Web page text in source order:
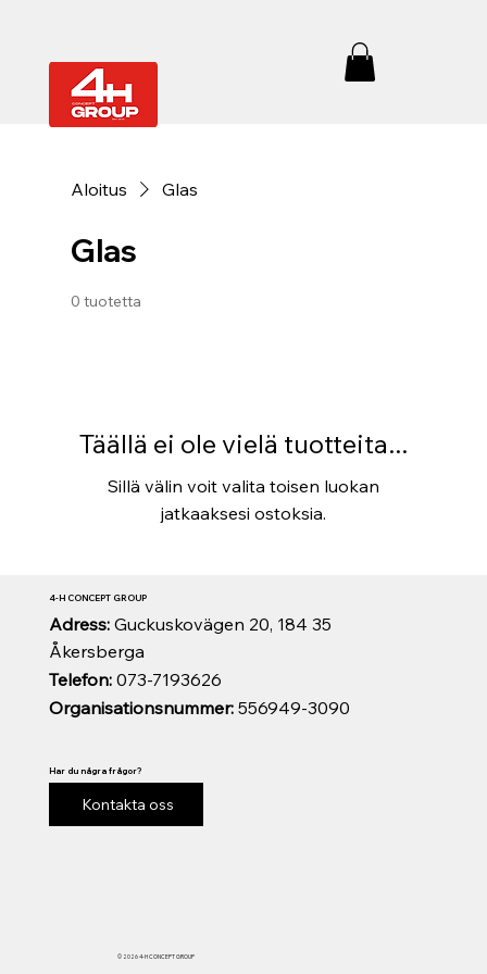
Aloitus Glas
Glas
0 tuotetta
Täällä ei ole vielä tuotteita...
Sillä välin voit valita toisen luokan
jatkaaksesi ostoksia.
© 2026 4-H CONCEPT GROUP
Organisationsnummer:556949-3090
Telefon:073-7193626
Adress: Guckuskovägen 20, 184 35
Åkersberga
4-H CONCEPT GROUP
Har du några frågor?
Kontakta oss